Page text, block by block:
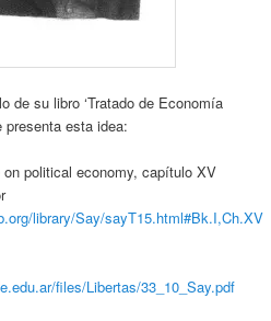
de su libro ‘Tratado de Economía
presenta esta idea:
political economy, capítulo XV
library/Say/sayT15.html#Bk.I,Ch.XV
files/Libertas/33_10_Say.pdf